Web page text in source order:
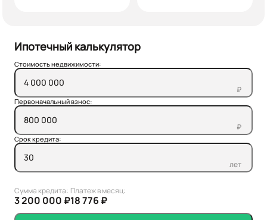
Ипотечный калькулятор
Стоимость недвижимости:
₽
Первоначальный взнос:
₽
Срок кредита:
лет
Сумма кредита:
3 200 000 ₽
Платеж в месяц:
18 776 ₽